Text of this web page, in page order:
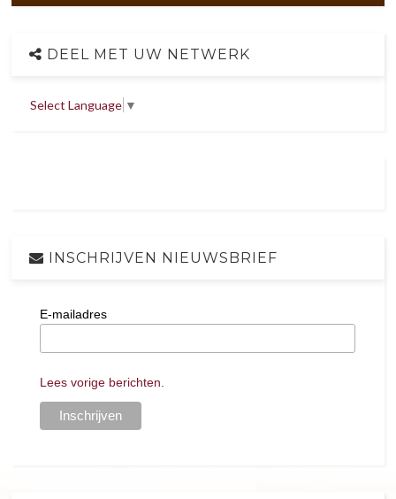
DEEL MET UW NETWERK
Select Language ▼
INSCHRIJVEN NIEUWSBRIEF
E-mailadres
Lees vorige berichten.